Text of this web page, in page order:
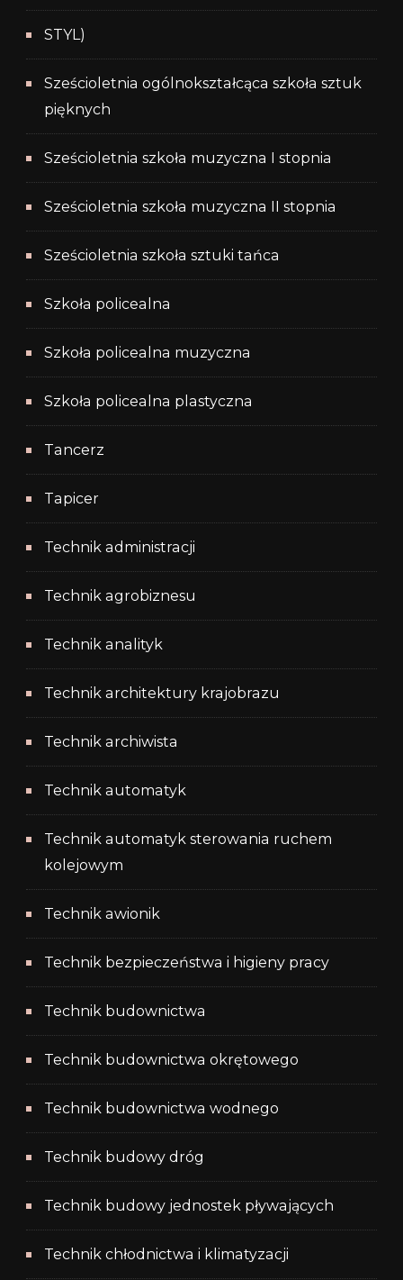
STYL)
Sześcioletnia ogólnokształcąca szkoła sztuk
pięknych
Sześcioletnia szkoła muzyczna I stopnia
Sześcioletnia szkoła muzyczna II stopnia
Sześcioletnia szkoła sztuki tańca
Szkoła policealna
Szkoła policealna muzyczna
Szkoła policealna plastyczna
Tancerz
Tapicer
Technik administracji
Technik agrobiznesu
Technik analityk
Technik architektury krajobrazu
Technik archiwista
Technik automatyk
Technik automatyk sterowania ruchem
kolejowym
Technik awionik
Technik bezpieczeństwa i higieny pracy
Technik budownictwa
Technik budownictwa okrętowego
Technik budownictwa wodnego
Technik budowy dróg
Technik budowy jednostek pływających
Technik chłodnictwa i klimatyzacji